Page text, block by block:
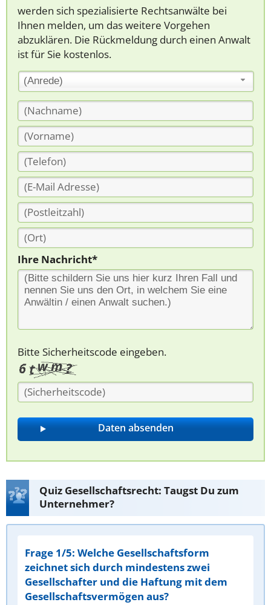
werden sich spezialisierte Rechtsanwälte bei
Ihnen melden, um das weitere Vorgehen
abzuklären. Die Rückmeldung durch einen Anwalt
ist für Sie kostenlos.
(Anrede)
Ihre Nachricht*
Bitte Sicherheitscode eingeben.
Quiz Gesellschaftsrecht: Taugst Du zum
Unternehmer?
Frage 1/5: Welche Gesellschaftsform
zeichnet sich durch mindestens zwei
Gesellschafter und die Haftung mit dem
Gesellschaftsvermögen aus?